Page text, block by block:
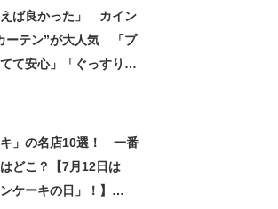
えば良かった」 カイン
ーテン”が大人気 「プ
て安心」「ぐっすり眠
」の名店10選！ 一番
どこ？【7月12日は
ケーキの日」！】